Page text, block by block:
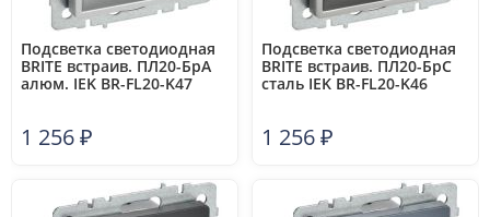
Подсветка светодиодная
BRITE встраив. ПЛ20-БрА
алюм. IEK BR-FL20-K47
1 256₽
Подсветка светодиодная
BRITE встраив. ПЛ20-БрС
сталь IEK BR-FL20-K46
1 256₽